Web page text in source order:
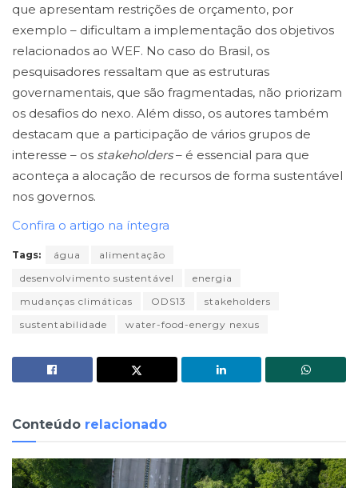
que apresentam restrições de orçamento, por
exemplo – dificultam a implementação dos objetivos
relacionados ao WEF. No caso do Brasil, os
pesquisadores ressaltam que as estruturas
governamentais, que são fragmentadas, não priorizam
os desafios do nexo. Além disso, os autores também
destacam que a participação de vários grupos de
interesse – os stakeholders– é essencial para que
aconteça a alocação de recursos de forma sustentável
nos governos.
Confira o artigo na íntegra
Tags: água
alimentação
desenvolvimento sustentável
energia
mudanças climáticas
ODS13
stakeholders
sustentabilidade
water-food-energy nexus
Conteúdo relacionado